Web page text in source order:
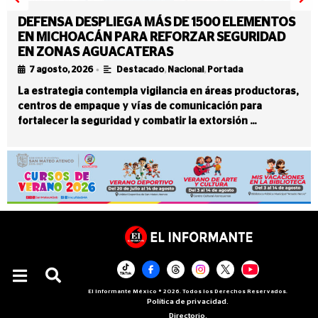
DEFENSA DESPLIEGA MÁS DE 1500 ELEMENTOS
EN MICHOACÁN PARA REFORZAR SEGURIDAD
EN ZONAS AGUACATERAS
7 agosto, 2026 • Destacado, Nacional , Portada
La estrategia contempla vigilancia en áreas productoras,
centros de empaque y vías de comunicación para
fortalecer la seguridad y combatir la extorsión …
El Informante México ® 2026. Todos los Derechos Reservados.
Política de privacidad.
Directorio.